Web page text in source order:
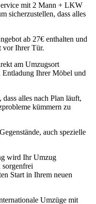
mit 2 Mann + LKW
sicherzustellen, dass alles
ab 27€ enthalten und
vor Ihrer Tür.
am Umzugsort
Ihrer Möbel und
alles nach Plan läuft,
kümmern zu
auch spezielle
wird Ihr Umzug
Start in Ihrem neuen
Umzüge mit